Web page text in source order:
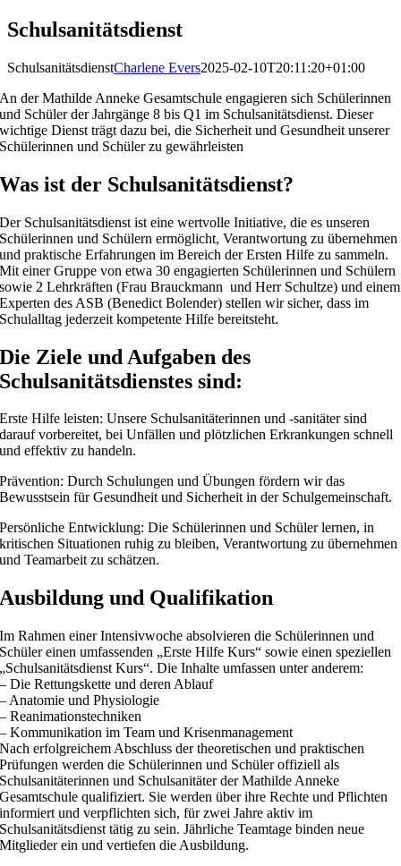
Schulsanitätsdienst
SchulsanitätsdienstCharlene Evers2025-02-10T20:11:20+01:00
An der Mathilde Anneke Gesamtschule engagieren sich Schülerinnen
und Schüler der Jahrgänge 8 bis Q1 im Schulsanitätsdienst. Dieser
wichtige Dienst trägt dazu bei, die Sicherheit und Gesundheit unserer
Schülerinnen und Schüler zu gewährleisten
Was ist der Schulsanitätsdienst?
Der Schulsanitätsdienst ist eine wertvolle Initiative, die es unseren
Schülerinnen und Schülern ermöglicht, Verantwortung zu übernehmen
und praktische Erfahrungen im Bereich der Ersten Hilfe zu sammeln.
Mit einer Gruppe von etwa 30 engagierten Schülerinnen und Schülern
sowie 2 Lehrkräften (Frau Brauckmann und Herr Schultze) und einem
Experten des ASB (Benedict Bolender) stellen wir sicher, dass im
Schulalltag jederzeit kompetente Hilfe bereitsteht.
Die Ziele und Aufgaben des
Schulsanitätsdienstes sind:
Erste Hilfe leisten: Unsere Schulsanitäterinnen und -sanitäter sind
darauf vorbereitet, bei Unfällen und plötzlichen Erkrankungen schnell
und effektiv zu handeln.
Prävention: Durch Schulungen und Übungen fördern wir das
Bewusstsein für Gesundheit und Sicherheit in der Schulgemeinschaft.
Persönliche Entwicklung: Die Schülerinnen und Schüler lernen, in
kritischen Situationen ruhig zu bleiben, Verantwortung zu übernehmen
und Teamarbeit zu schätzen.
Ausbildung und Qualifikation
Im Rahmen einer Intensivwoche absolvieren die Schülerinnen und
Schüler einen umfassenden „Erste Hilfe Kurs“ sowie einen speziellen
„Schulsanitätsdienst Kurs“. Die Inhalte umfassen unter anderem:
– Die Rettungskette und deren Ablauf
– Anatomie und Physiologie
– Reanimationstechniken
– Kommunikation im Team und Krisenmanagement
Nach erfolgreichem Abschluss der theoretischen und praktischen
Prüfungen werden die Schülerinnen und Schüler offiziell als
Schulsanitäterinnen und Schulsanitäter der Mathilde Anneke
Gesamtschule qualifiziert. Sie werden über ihre Rechte und Pflichten
informiert und verpflichten sich, für zwei Jahre aktiv im
Schulsanitätsdienst tätig zu sein. Jährliche Teamtage binden neue
Mitglieder ein und vertiefen die Ausbildung.